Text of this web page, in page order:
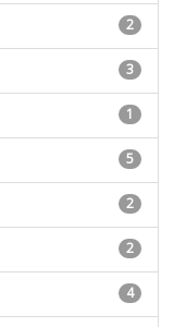
2
3
1
5
2
2
4